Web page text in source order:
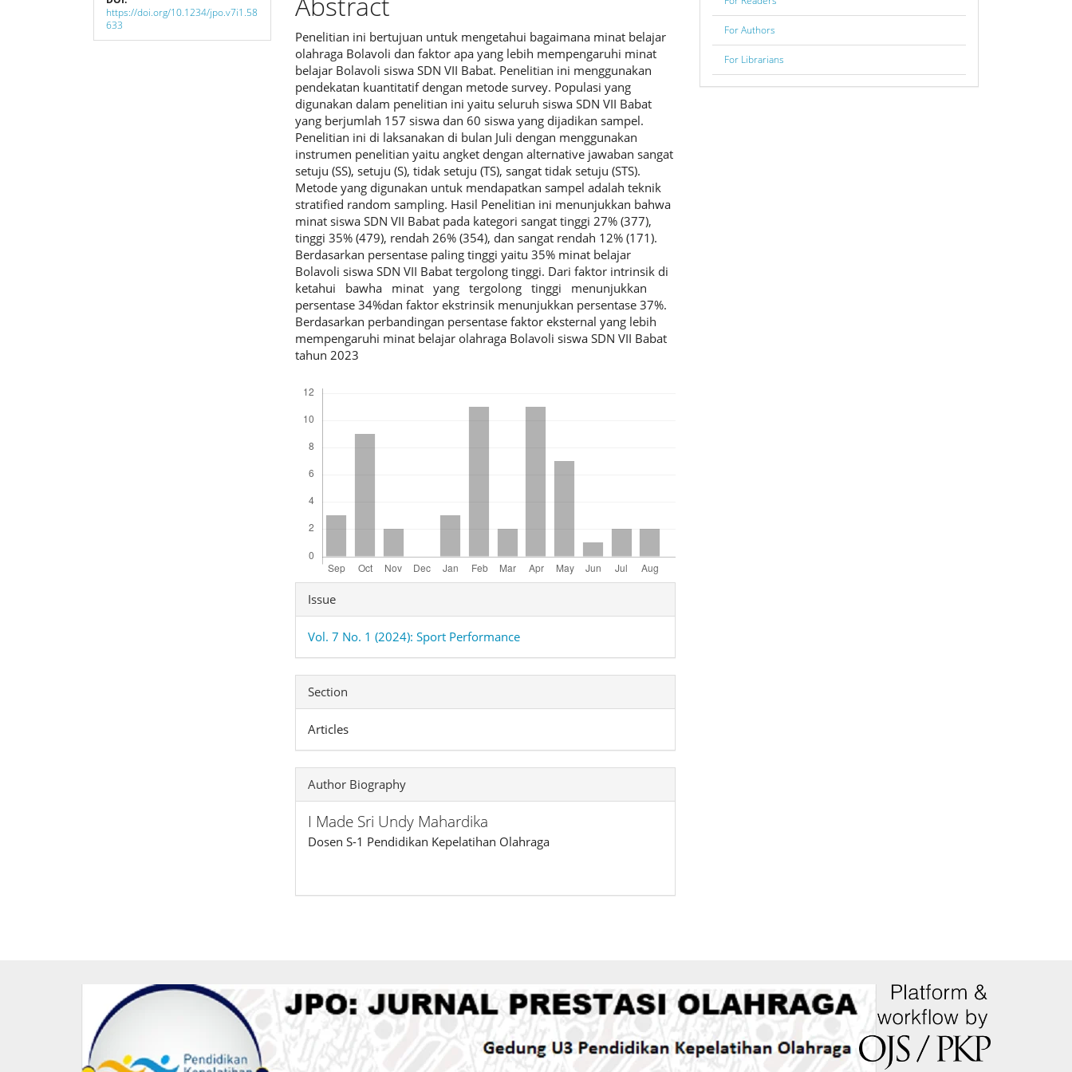
https://doi.org/10.1234/jpo.v7i1.58
633
Penelitian ini bertujuan untuk mengetahui bagaimana minat belajar
olahraga Bolavoli dan faktor apa yang lebih mempengaruhi minat
belajar Bolavoli siswa SDN VII Babat. Penelitian ini menggunakan
pendekatan kuantitatif dengan metode survey. Populasi yang
digunakan dalam penelitian ini yaitu seluruh siswa SDN VII Babat
yang berjumlah 157 siswa dan 60 siswa yang dijadikan sampel.
Penelitian ini di laksanakan di bulan Juli dengan menggunakan
instrumen penelitian yaitu angket dengan alternative jawaban sangat
setuju (SS), setuju (S), tidak setuju (TS), sangat tidak setuju (STS).
Metode yang digunakan untuk mendapatkan sampel adalah teknik
stratified random sampling. Hasil Penelitian ini menunjukkan bahwa
minat siswa SDN VII Babat pada kategori sangat tinggi 27% (377),
tinggi 35% (479), rendah 26% (354), dan sangat rendah 12% (171).
Berdasarkan persentase paling tinggi yaitu 35% minat belajar
Bolavoli siswa SDN VII Babat tergolong tinggi. Dari faktor intrinsik di
ketahui bawha minat yang tergolong tinggi menunjukkan
persentase 34%dan faktor ekstrinsik menunjukkan persentase 37%.
Berdasarkan perbandingan persentase faktor eksternal yang lebih
mempengaruhi minat belajar olahraga Bolavoli siswa SDN VII Babat
tahun 2023
Article
Details
Issue
Vol. 7 No. 1 (2024): Sport Performance
Section
Articles
Author Biography
I Made Sri Undy Mahardika
Dosen S-1 Pendidikan Kepelatihan Olahraga
For Authors
For Librarians